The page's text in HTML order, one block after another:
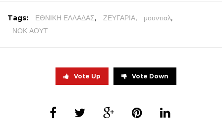
Tags: ΕΘΝΙΚΗ ΕΛΛΑΔΑΣ, ΖΕΥΓΑΡΙΑ, μουντιαλ,
ΝΟΚ ΑΟΥΤ
Vote Up Vote Down